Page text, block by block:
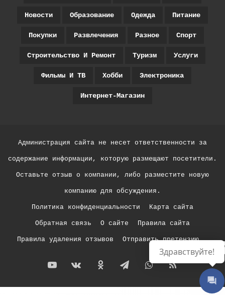
Новости Образование Одежда Питание
Покупки Развлечения Разное Спорт
Строительство И Ремонт Туризм Услуги
Фильмы И ТВ Хобби Электроника
Интернет-Магазин
Администрация сайта не несет ответственности за
содержание информации, которую размещают посетители.
Оставьте отзыв о компании, либо разместите новую
компанию для обсуждения.
Политика конфиденциальности Карта сайта
Обратная связь О сайте Правила сайта
Правила удаления отзывов
Отправить претензию
YouTubevk.comОдноклассники
TelegramWhatsApp
RSS
Здравствуйте!